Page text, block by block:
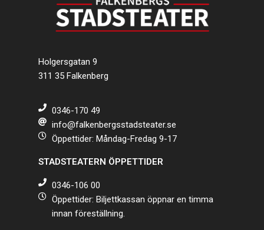
Holgersgatan 9
311 35 Falkenberg
0346-170 49
info@falkenbergsstadsteater.se
Öppettider: Måndag-Fredag 9-17
STADSTEATERN ÖPPETTIDER
0346-106 00
Öppettider: Biljettkassan öppnar en timma
innan föreställning.